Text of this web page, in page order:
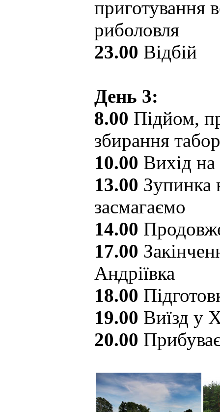
приготування
риболовля
23.00 Відбій
День 3:
8.00 Підйом,
збирання
10.00 Вихід
13.00 Зупинка
засмагаємо
14.00
17.00
Андріївка
18.00
19.00 Виїзд у
20.00